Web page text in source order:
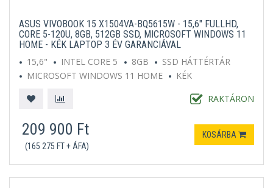
ASUS VIVOBOOK 15 X1504VA-BQ5615W - 15,6" FULLHD,
CORE 5-120U, 8GB, 512GB SSD, MICROSOFT WINDOWS 11
HOME - KÉK LAPTOP 3 ÉV GARANCIÁVAL
15,6"
INTEL CORE 5 8GB
SSD HÁTTÉRTÁR
MICROSOFT WINDOWS 11 HOME
KÉK
RAKTÁRON
209 900 Ft
(165 275 FT + ÁFA)
KOSÁRBA